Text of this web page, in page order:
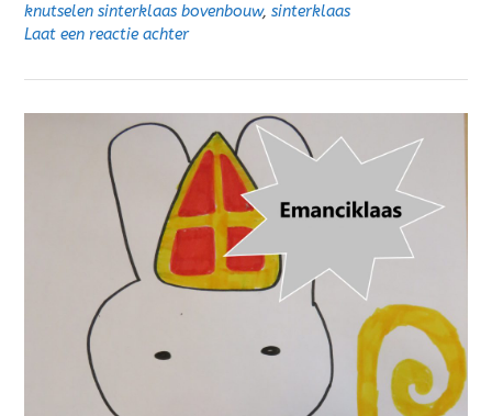
knutselen sinterklaas bovenbouw, sinterklaas
Laat een reactie achter